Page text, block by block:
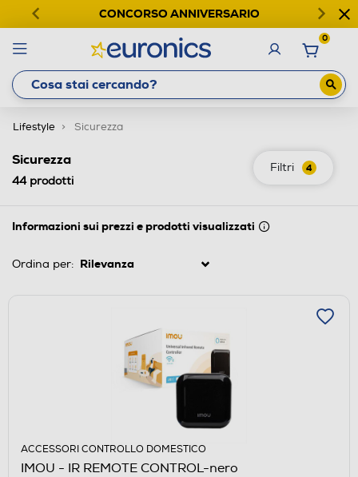
CONCORSO ANNIVERSARIO
0
Lifestyle Sicurezza
Filtri 4
Sicurezza
44prodotti
Informazioni sui prezzi e prodotti visualizzati
Ordina per:
ACCESSORI CONTROLLO DOMESTICO
IMOU - IR REMOTE CONTROL-nero